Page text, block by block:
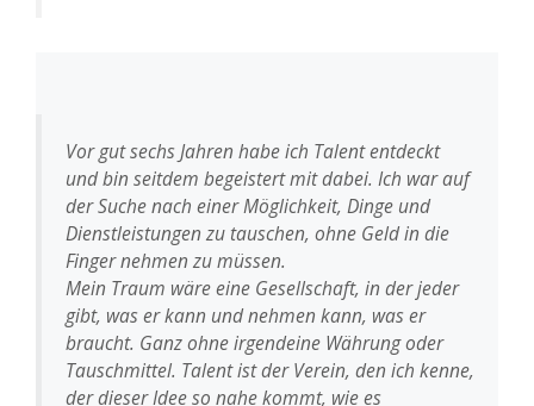
Vor gut sechs Jahren habe ich Talent entdeckt
und bin seitdem begeistert mit dabei. Ich war auf
der Suche nach einer Möglichkeit, Dinge und
Dienstleistungen zu tauschen, ohne Geld in die
Finger nehmen zu müssen.
Mein Traum wäre eine Gesellschaft, in der jeder
gibt, was er kann und nehmen kann, was er
braucht. Ganz ohne irgendeine Währung oder
Tauschmittel. Talent ist der Verein, den ich kenne,
der dieser Idee so nahe kommt, wie es